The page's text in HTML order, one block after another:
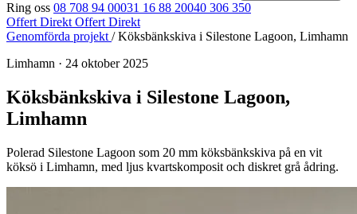
Ring oss 08 708 94 00031 16 88 20040 306 350
Offert Direkt Offert Direkt
Genomförda projekt / Köksbänkskiva i Silestone Lagoon, Limhamn
Limhamn · 24 oktober 2025
Köksbänkskiva i Silestone Lagoon,
Limhamn
Polerad Silestone Lagoon som 20 mm köksbänkskiva på en vit
köksö i Limhamn, med ljus kvartskomposit och diskret grå ådring.